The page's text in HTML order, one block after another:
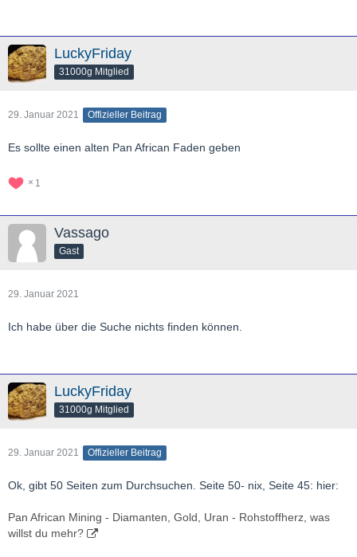
LuckyFriday
31000g Mitglied
29. Januar 2021 Offizieller Beitrag
Es sollte einen alten Pan African Faden geben
1
Vassago
Gast
29. Januar 2021
Ich habe über die Suche nichts finden können.
LuckyFriday
31000g Mitglied
29. Januar 2021 Offizieller Beitrag
Ok, gibt 50 Seiten zum Durchsuchen. Seite 50- nix, Seite 45: hier:
Pan African Mining - Diamanten, Gold, Uran - Rohstoffherz, was
willst du mehr?